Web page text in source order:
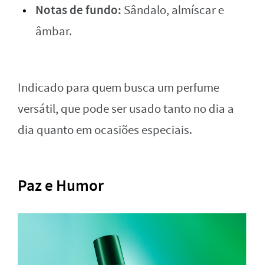
Notas de fundo: Sândalo, almíscar e
âmbar.
Indicado para quem busca um perfume
versátil, que pode ser usado tanto no dia a
dia quanto em ocasiões especiais.
Paz e Humor